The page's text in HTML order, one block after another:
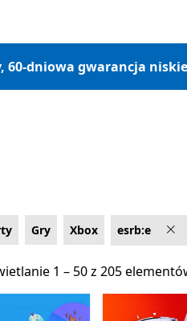
60-dniowa gwarancja
Gry Xbox esrb:e
1 – 50 z 205
1 – 50 z 205